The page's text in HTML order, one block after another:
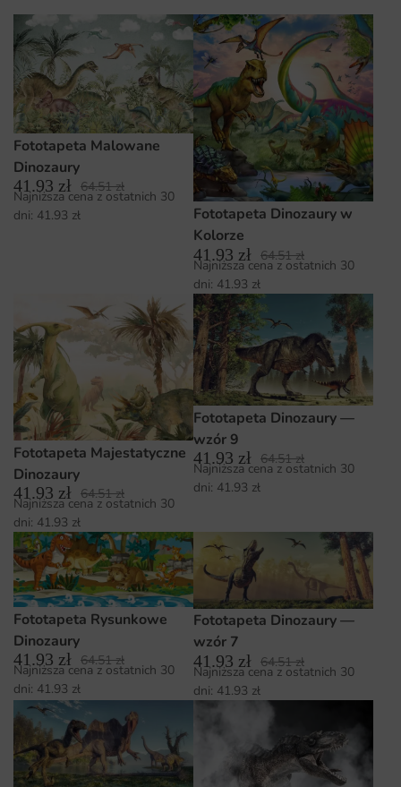
Fototapeta Malowane
Dinozaury
41.93 zł 64.51zł
Najniższa cena z ostatnich 30
dni: 41.93 zł
Fototapeta Dinozaury w
Kolorze
41.93 zł 64.51zł
Najniższa cena z ostatnich 30
dni: 41.93 zł
Fototapeta Majestatyczne
Dinozaury
41.93 zł 64.51zł
Najniższa cena z ostatnich 30
dni: 41.93 zł
Fototapeta Dinozaury —
wzór 9
41.93 zł 64.51zł
Najniższa cena z ostatnich 30
dni: 41.93 zł
Fototapeta Rysunkowe
Dinozaury
41.93 zł 64.51zł
Najniższa cena z ostatnich 30
dni: 41.93 zł
Fototapeta Dinozaury —
wzór 7
41.93 zł 64.51zł
Najniższa cena z ostatnich 30
dni: 41.93 zł